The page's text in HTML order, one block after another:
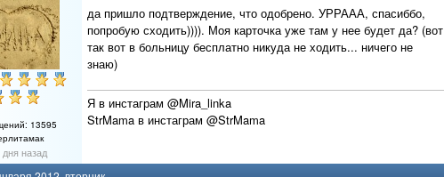
13595
дня назад
да пришло подтверждение, что одобрено. УРРААА, спасиббо,
попробую сходить)))). Моя карточка уже там у нее будет да? (вот
так вот в больницу бесплатно никуда не ходить... ничего не
знаю)
Я в инстаграм @Mira_linka
StrMama в инстаграм @StrMama